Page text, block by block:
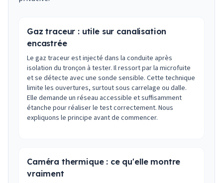
Gaz traceur : utile sur canalisation
encastrée
Le gaz traceur est injecté dans la conduite après
isolation du tronçon à tester. Il ressort par la microfuite
et se détecte avec une sonde sensible. Cette technique
limite les ouvertures, surtout sous carrelage ou dalle.
Elle demande un réseau accessible et suffisamment
étanche pour réaliser le test correctement. Nous
expliquons le principe avant de commencer.
Caméra thermique : ce qu'elle montre
vraiment